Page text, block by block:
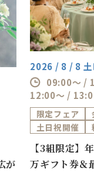
が
2026 / 8 / 8
09:00～ /
12:00～ /
限定フェア
土日祝開催
【3組限定】
万ギフト券＆